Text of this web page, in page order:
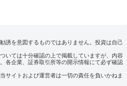
誘を意図するものではありません。投資は自己
いては十分確認の上で掲載していますが、内容
各企業、証券取引所等の開示情報にて必ず確認
サイトおよび運営者は一切の責任を負いかねま